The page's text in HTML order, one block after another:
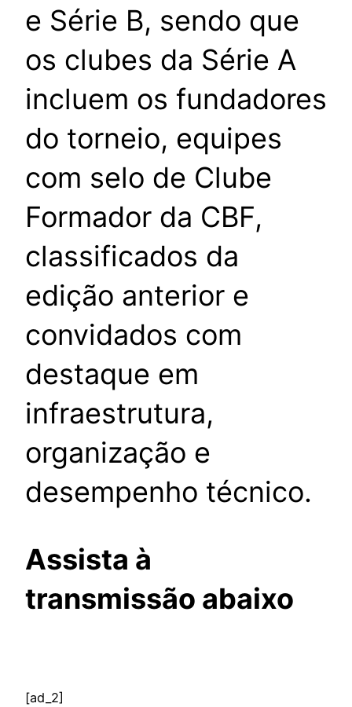
e Série B, sendo que
os clubes da Série A
incluem os fundadores
do torneio, equipes
com selo de Clube
Formador da CBF,
classificados da
edição anterior e
convidados com
destaque em
infraestrutura,
organização e
desempenho técnico.
Assista à
transmissão abaixo
[ad_2]